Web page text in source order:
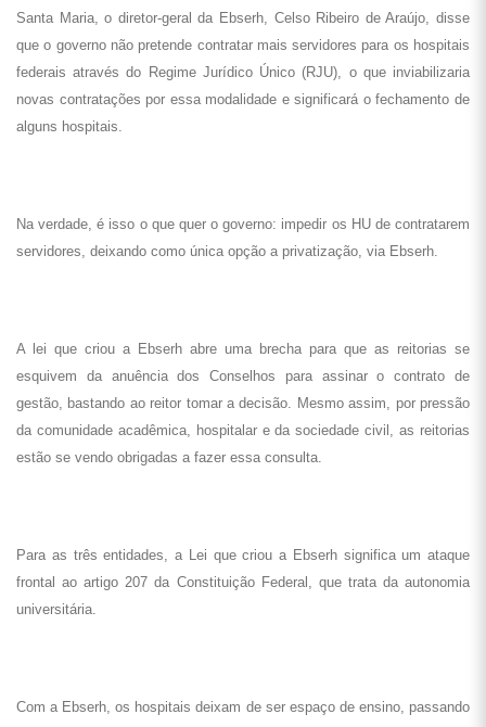
Santa Maria, o diretor-geral da Ebserh, Celso Ribeiro de Araújo, disse
que o governo não pretende contratar mais servidores para os hospitais
federais através do Regime Jurídico Único (RJU), o que inviabilizaria
novas contratações por essa modalidade e significará o fechamento de
alguns hospitais.
Na verdade, é isso o que quer o governo: impedir os HU de contratarem
servidores, deixando como única opção a privatização, via Ebserh.
A lei que criou a Ebserh abre uma brecha para que as reitorias se
esquivem da anuência dos Conselhos para assinar o contrato de
gestão, bastando ao reitor tomar a decisão. Mesmo assim, por pressão
da comunidade acadêmica, hospitalar e da sociedade civil, as reitorias
estão se vendo obrigadas a fazer essa consulta.
Para as três entidades, a Lei que criou a Ebserh significa um ataque
frontal ao artigo 207 da Constituição Federal, que trata da autonomia
universitária.
Com a Ebserh, os hospitais deixam de ser espaço de ensino, passando